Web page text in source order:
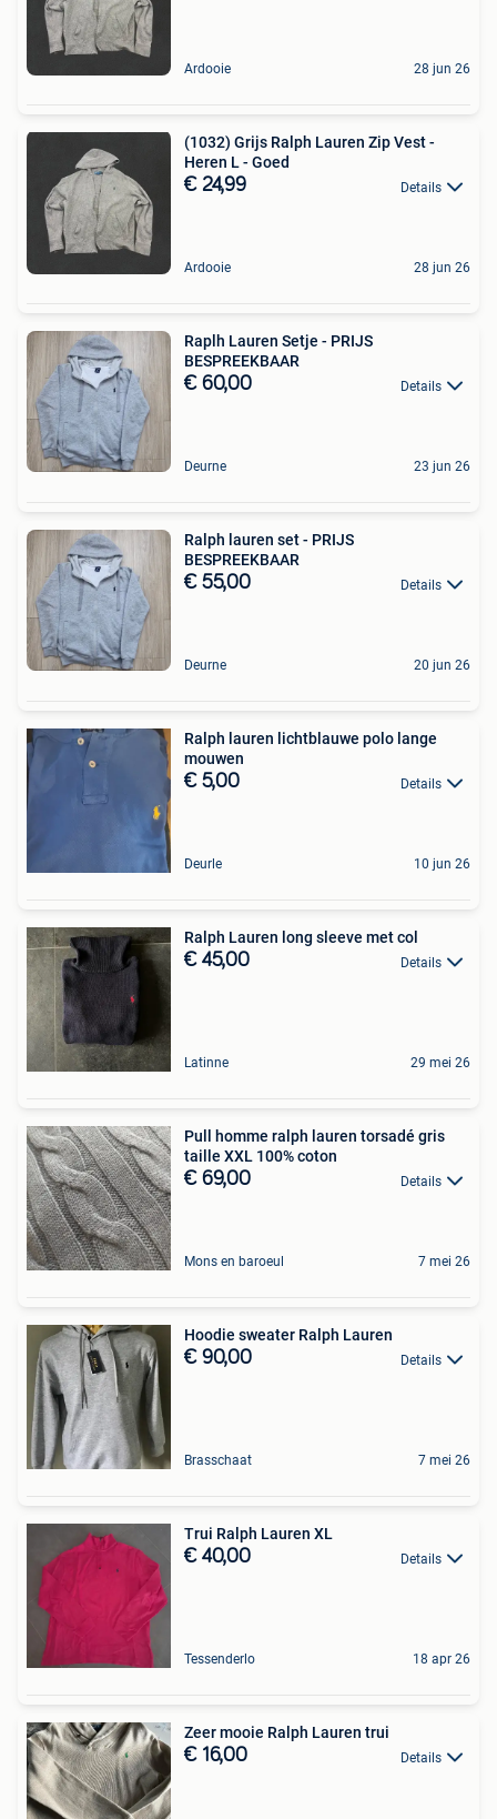
Ardooie 28 jun 26
(1032) Grijs Ralph Lauren Zip Vest -
Heren L - Goed
€ 24,99 Details
Ardooie 28 jun 26
Raplh Lauren Setje - PRIJS
BESPREEKBAAR
€ 60,00 Details
Deurne 23 jun 26
Ralph lauren set - PRIJS
BESPREEKBAAR
€ 55,00 Details
Deurne 20 jun 26
Ralph lauren lichtblauwe polo lange
mouwen
€ 5,00 Details
Deurle 10 jun 26
Ralph Lauren long sleeve met col
€ 45,00 Details
Latinne 29 mei 26
Pull homme ralph lauren torsadé gris
taille XXL 100% coton
€ 69,00 Details
Mons en baroeul 7 mei 26
Hoodie sweater Ralph Lauren
€ 90,00 Details
Brasschaat 7 mei 26
Trui Ralph Lauren XL
€ 40,00 Details
Tessenderlo 18 apr 26
Zeer mooie Ralph Lauren trui
€ 16,00 Details